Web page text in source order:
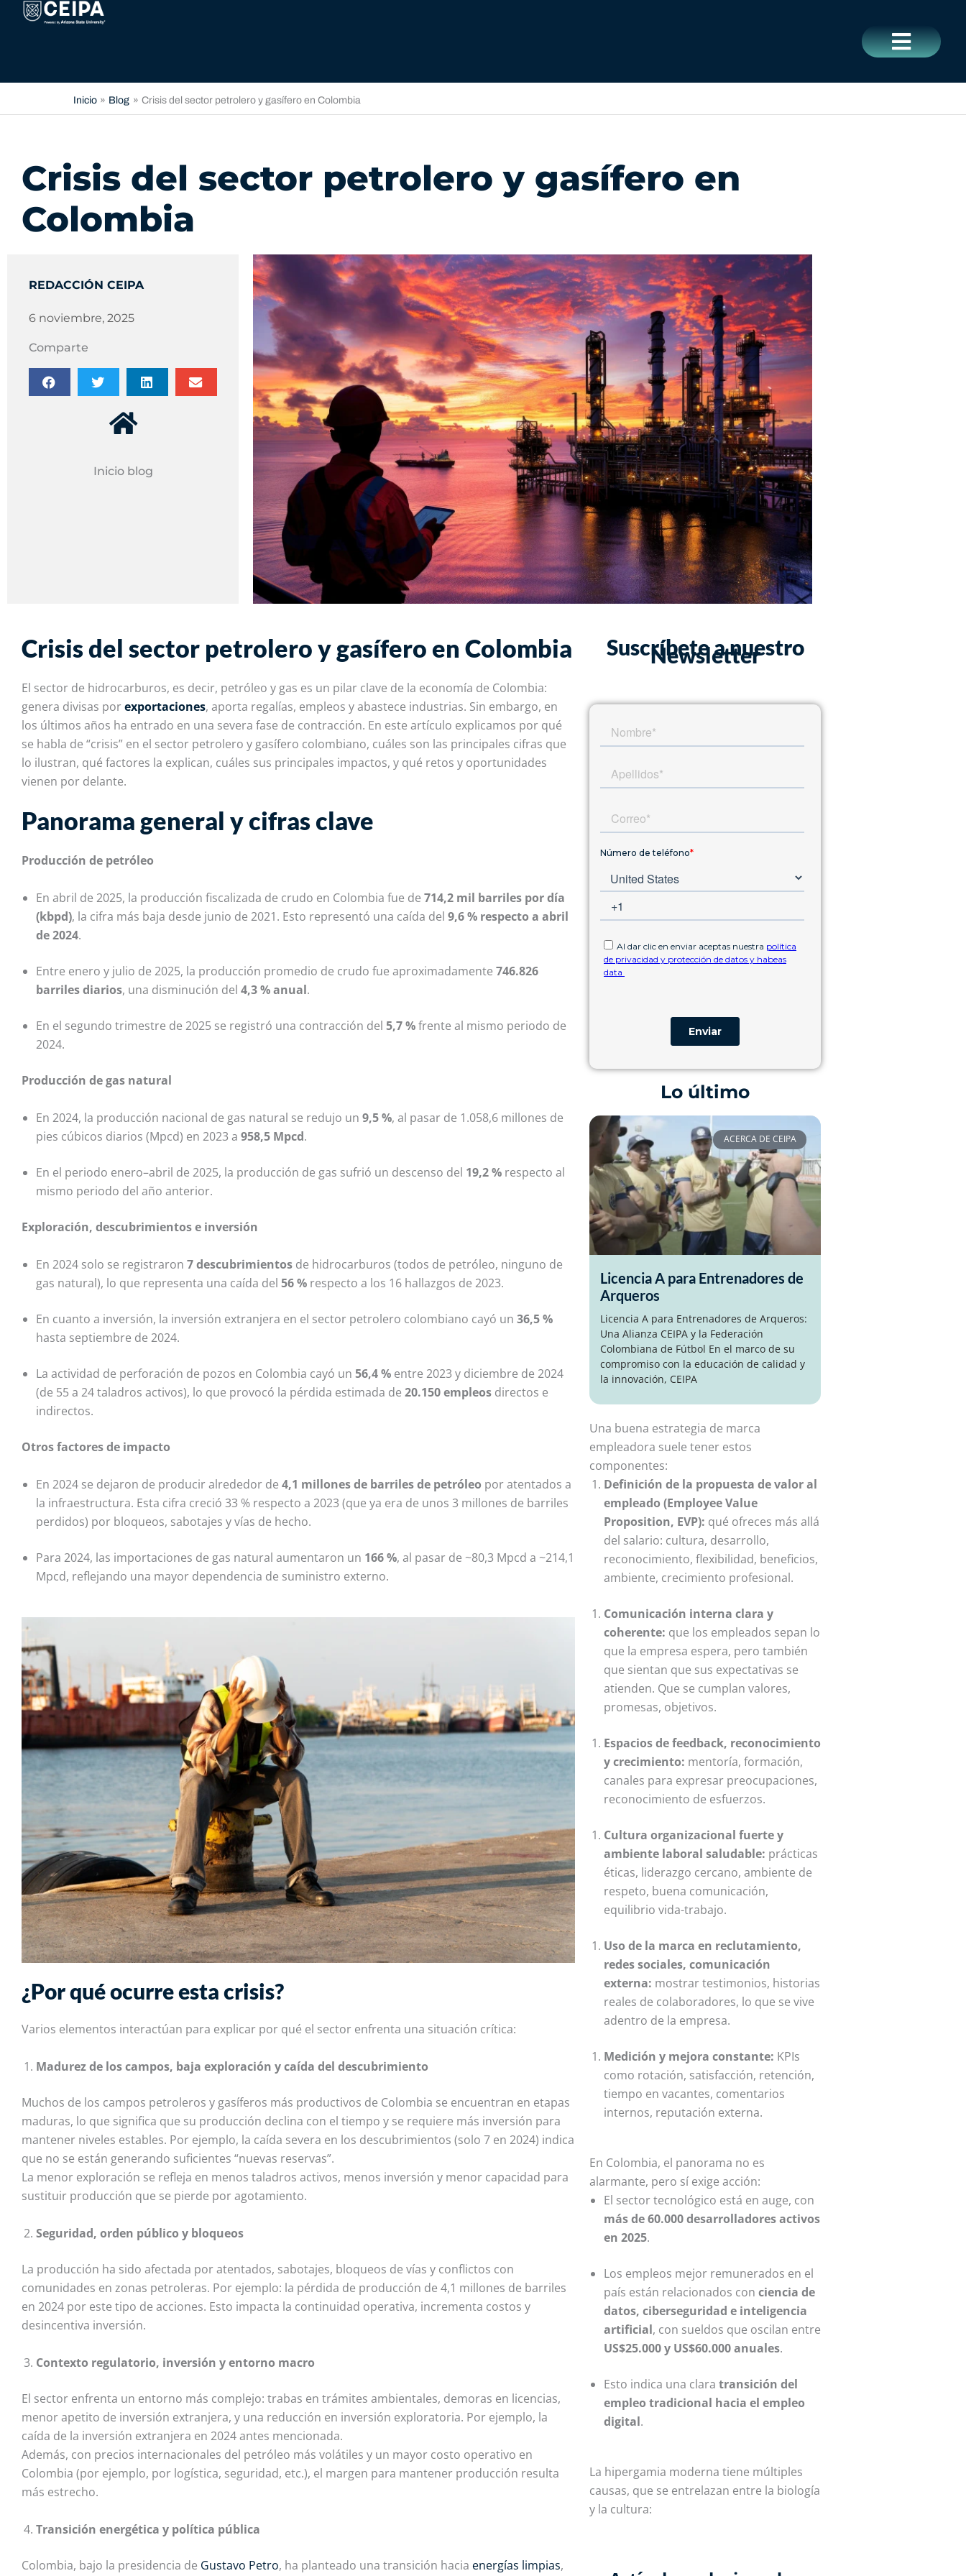
contenido
Inicio Blog Crisis del sector petrolero y gasífero en Colombia
Crisis del sector petrolero y gasífero en
Colombia
REDACCIÓN CEIPA
6 noviembre, 2025
Comparte
Inicio blog
Crisis del sector petrolero y gasífero en Colombia
El sector de hidrocarburos, es decir, petróleo y gas es un pilar clave de la economía de Colombia:
genera divisas porexportaciones, aporta regalías, empleos y abastece industrias. Sin embargo, en
los últimos años ha entrado en una severa fase de contracción. En este artículo explicamos por qué
se habla de “crisis” en el sector petrolero y gasífero colombiano, cuáles son las principales cifras que
lo ilustran, qué factores la explican, cuáles sus principales impactos, y qué retos y oportunidades
vienen por delante.
Panorama general y cifras clave
Producción de petróleo
En abril de 2025, la producción fiscalizada de crudo en Colombia fue de 714,2 mil barriles por día
(kbpd), la cifra más baja desde junio de 2021. Esto representó una caída del 9,6 % respecto a abril
de 2024.
Entre enero y julio de 2025, la producción promedio de crudo fue aproximadamente 746.826
barriles diarios, una disminución del 4,3 % anual.
En el segundo trimestre de 2025 se registró una contracción del 5,7 %frente al mismo periodo de
2024.
Producción de gas natural
En 2024, la producción nacional de gas natural se redujo un 9,5 %, al pasar de 1.058,6 millones de
pies cúbicos diarios (Mpcd) en 2023 a 958,5 Mpcd.
En el periodo enero–abril de 2025, la producción de gas sufrió un descenso del 19,2 % respecto al
mismo periodo del año anterior.
Exploración, descubrimientos e inversión
En 2024 solo se registraron 7 descubrimientos de hidrocarburos (todos de petróleo, ninguno de
gas natural), lo que representa una caída del 56 % respecto a los 16 hallazgos de 2023.
En cuanto a inversión, la inversión extranjera en el sector petrolero colombiano cayó un 36,5 %
hasta septiembre de 2024.
La actividad de perforación de pozos en Colombia cayó un 56,4 % entre 2023 y diciembre de 2024
(de 55 a 24 taladros activos), lo que provocó la pérdida estimada de 20.150 empleos directos e
indirectos.
Otros factores de impacto
En 2024 se dejaron de producir alrededor de 4,1 millones de barriles de petróleo por atentados a
la infraestructura. Esta cifra creció 33 % respecto a 2023 (que ya era de unos 3 millones de barriles
perdidos) por bloqueos, sabotajes y vías de hecho.
Para 2024, las importaciones de gas natural aumentaron un 166 %, al pasar de ~80,3 Mpcd a ~214,1
Mpcd, reflejando una mayor dependencia de suministro externo.
¿Por qué ocurre esta crisis?
Varios elementos interactúan para explicar por qué el sector enfrenta una situación crítica:
Madurez de los campos, baja exploración y caída del descubrimiento
Muchos de los campos petroleros y gasíferos más productivos de Colombia se encuentran en etapas
maduras, lo que significa que su producción declina con el tiempo y se requiere más inversión para
mantener niveles estables. Por ejemplo, la caída severa en los descubrimientos (solo 7 en 2024) indica
que no se están generando suficientes “nuevas reservas”.
La menor exploración se refleja en menos taladros activos, menos inversión y menor capacidad para
sustituir producción que se pierde por agotamiento.
Seguridad, orden público y bloqueos
La producción ha sido afectada por atentados, sabotajes, bloqueos de vías y conflictos con
comunidades en zonas petroleras. Por ejemplo: la pérdida de producción de 4,1 millones de barriles
en 2024 por este tipo de acciones. Esto impacta la continuidad operativa, incrementa costos y
desincentiva inversión.
Contexto regulatorio, inversión y entorno macro
El sector enfrenta un entorno más complejo: trabas en trámites ambientales, demoras en licencias,
menor apetito de inversión extranjera, y una reducción en inversión exploratoria. Por ejemplo, la
caída de la inversión extranjera en 2024 antes mencionada.
Además, con precios internacionales del petróleo más volátiles y un mayor costo operativo en
Colombia (por ejemplo, por logística, seguridad, etc.), el margen para mantener producción resulta
más estrecho.
Transición energética y política pública
Colombia, bajo la presidencia de Gustavo Petro, ha planteado una transición hacia energías limpias,
Suscríbete a nuestro
Newsletter
Lo último
ACERCA DE CEIPA
Licencia A para Entrenadores de
Arqueros
Licencia A para Entrenadores de Arqueros:
Una Alianza CEIPA y la Federación
Colombiana de Fútbol En el marco de su
compromiso con la educación de calidad y
la innovación, CEIPA
Una buena estrategia de marca
empleadora suele tener estos
componentes:
Definición de la propuesta de valor al
empleado (Employee Value
Proposition, EVP): qué ofreces más allá
del salario: cultura, desarrollo,
reconocimiento, flexibilidad, beneficios,
ambiente, crecimiento profesional.
Comunicación interna clara y
coherente: que los empleados sepan lo
que la empresa espera, pero también
que sientan que sus expectativas se
atienden. Que se cumplan valores,
promesas, objetivos.
Espacios de feedback, reconocimiento
y crecimiento: mentoría, formación,
canales para expresar preocupaciones,
reconocimiento de esfuerzos.
Cultura organizacional fuerte y
ambiente laboral saludable: prácticas
éticas, liderazgo cercano, ambiente de
respeto, buena comunicación,
equilibrio vida-trabajo.
Uso de la marca en reclutamiento,
redes sociales, comunicación
externa: mostrar testimonios, historias
reales de colaboradores, lo que se vive
adentro de la empresa.
Medición y mejora constante: KPIs
como rotación, satisfacción, retención,
tiempo en vacantes, comentarios
internos, reputación externa.
En Colombia, el panorama no es
alarmante, pero sí exige acción:
El sector tecnológico está en auge, con
más de 60.000 desarrolladores activos
en 2025.
Los empleos mejor remunerados en el
país están relacionados con ciencia de
datos, ciberseguridad e inteligencia
artificial, con sueldos que oscilan entre
US$25.000 y US$60.000 anuales.
Esto indica una clara transición del
empleo tradicional hacia el empleo
digital.
La hipergamia moderna tiene múltiples
causas, que se entrelazan entre la biología
y la cultura: